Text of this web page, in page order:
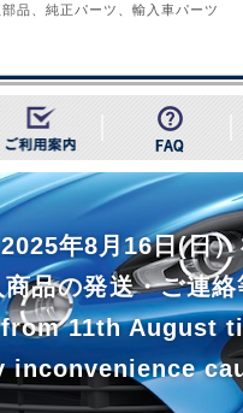
品、純正パーツ、輸入車パーツ
年8月16日(日
品の発送・ご連
from 11th August
inconvenience